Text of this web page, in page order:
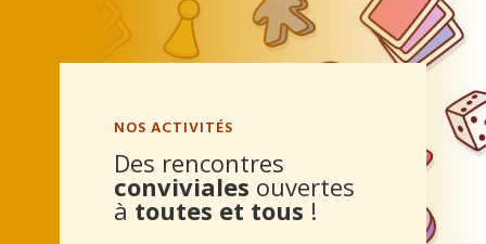
NOS ACTIVITÉS
Des rencontres
conviviales ouvertes
à toutes et tous !